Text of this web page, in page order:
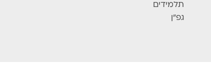
תלמידים
גפ"ן